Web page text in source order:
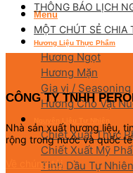
Menu
Hương Liệu Thực Phẩm
Hương Ngọt
Hương Mặn
Gia vị / Seasoning
Hương Cho Vật
Chiết Xuất Thực
Chiết Xuất Mỹ
Tinh Dầu Tự Nhiên
THÔNG BÁO LỊCH
MỘT CHÚT SẺ CHIA
CÔNG TY TNHH
Nhà sản xuất hương liệu,
rộng trong nước và quốc
Về chúng tôi